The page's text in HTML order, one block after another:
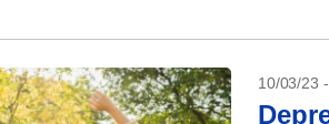
10/03/23